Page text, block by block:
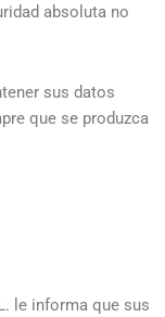
absoluta no
sus datos
que se produzca
le informa que sus